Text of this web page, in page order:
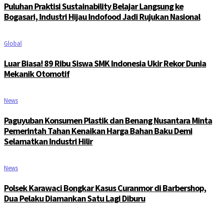
Puluhan Praktisi Sustainability Belajar Langsung ke
Bogasari, Industri Hijau Indofood Jadi Rujukan Nasional
Global
Luar Biasa! 89 Ribu Siswa SMK Indonesia Ukir Rekor Dunia
Mekanik Otomotif
News
Paguyuban Konsumen Plastik dan Benang Nusantara Minta
Pemerintah Tahan Kenaikan Harga Bahan Baku Demi
Selamatkan Industri Hilir
News
Polsek Karawaci Bongkar Kasus Curanmor di Barbershop,
Dua Pelaku Diamankan Satu Lagi Diburu